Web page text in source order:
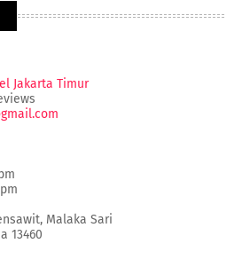
Malaka Sari
13460